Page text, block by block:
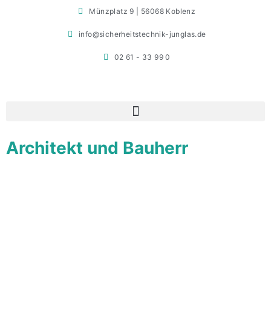
Münzplatz 9 | 56068 Koblenz
info@sicherheitstechnik-junglas.de
02 61 - 33 99 0
Architekt und Bauherr